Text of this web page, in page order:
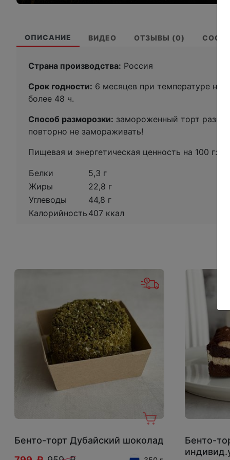
ОПИСАНИЕ ВИДЕО ОТЗЫВЫ (0)
Страна производства: Россия
Срок годности: 6 месяцев при температуре не
более 48 ч.
Способ разморозки: замороженный торт
повторно не замораживать!
Пищевая и энергетическая ценность на 100 г:
Белки
5,3 г
Жиры
22,8 г
Углеводы
44,8 г
Калорийность 407 ккал
Бенто-торт Дубайский шоколад
Бенто-